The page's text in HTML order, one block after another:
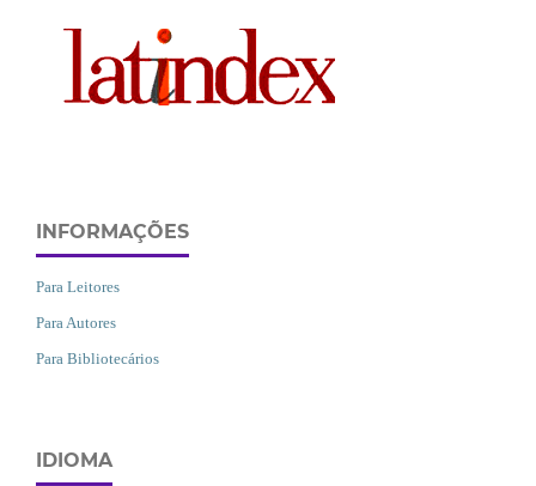
INFORMAÇÕES
Para Leitores
Para Autores
Para Bibliotecários
IDIOMA